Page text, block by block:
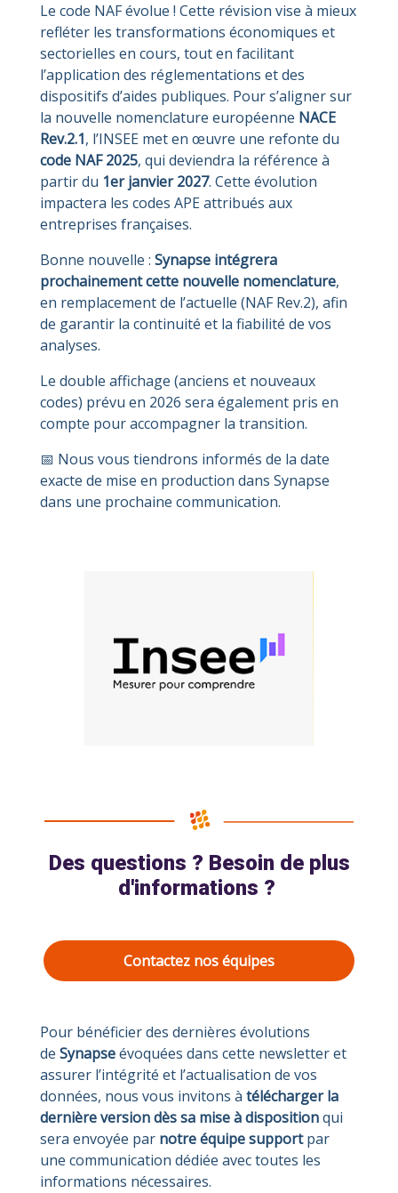
Le code NAF évolue ! Cette révision vise à mieux
refléter les transformations économiques et
sectorielles en cours, tout en facilitant
l’application des réglementations et des
dispositifs d’aides publiques. Pour s’aligner sur
la nouvelle nomenclature européenne NACE
Rev.2.1, l’INSEE met en œuvre une refonte du
code NAF 2025, qui deviendra la référence à
partir du 1er janvier 2027. Cette évolution
impactera les codes APE attribués aux
entreprises françaises.
Bonne nouvelle : Synapse intégrera
prochainement cette nouvelle nomenclature,
en remplacement de l’actuelle (NAF Rev.2), afin
de garantir la continuité et la fiabilité de vos
analyses.
Le double affichage (anciens et nouveaux
codes) prévu en 2026 sera également pris en
compte pour accompagner la transition.
📅 Nous vous tiendrons informés de la date
exacte de mise en production dans Synapse
dans une prochaine communication.
Des questions ? Besoin de plus
d'informations ?
Contactez nos équipes
Pour bénéficier des dernières évolutions
de Synapseévoquées dans cette newsletter et
assurer l’intégrité et l’actualisation de vos
données, nous vous invitons à télécharger la
dernière version dès sa mise à dispositionqui
sera envoyée par notre équipe supportpar
une communication dédiée avec toutes les
informations nécessaires.